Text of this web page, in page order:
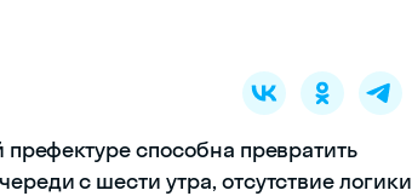
способна превратить
с шести утра, отсутствие логики